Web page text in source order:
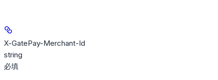
X-GatePay-Merchant-Id
string
必填